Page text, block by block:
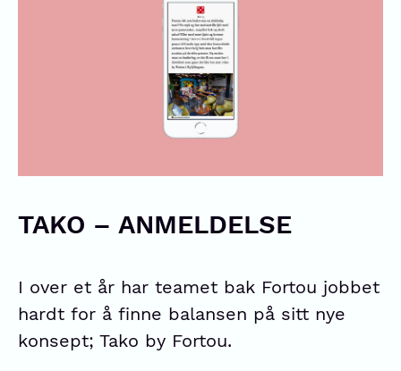
TAKO – ANMELDELSE
I over et år har teamet bak Fortou jobbet
hardt for å finne balansen på sitt nye
konsept; Tako by Fortou.